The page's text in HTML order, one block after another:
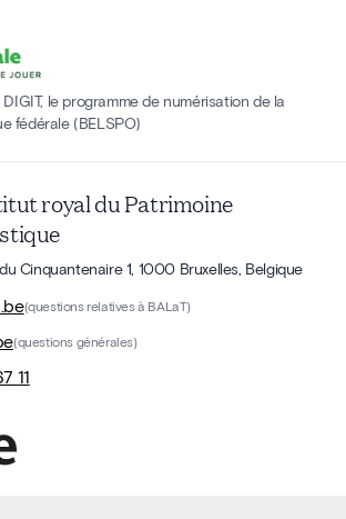
le programme de numérisation de la
fédérale (BELSPO)
royal du Patrimoine
Cinquantenaire 1, 1000 Bruxelles, Belgique
(questions relatives à BALaT)
(questions générales)
11